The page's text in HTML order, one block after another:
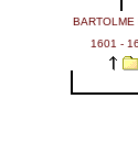
BARTOLME
1601 -